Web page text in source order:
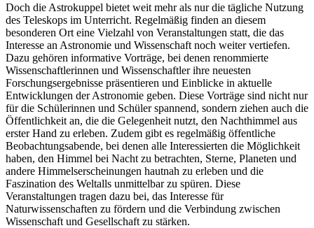
Doch die Astrokuppel bietet weit mehr als nur die tägliche Nutzung
des Teleskops im Unterricht. Regelmäßig finden an diesem
besonderen Ort eine Vielzahl von Veranstaltungen statt, die das
Interesse an Astronomie und Wissenschaft noch weiter vertiefen.
Dazu gehören informative Vorträge, bei denen renommierte
Wissenschaftlerinnen und Wissenschaftler ihre neuesten
Forschungsergebnisse präsentieren und Einblicke in aktuelle
Entwicklungen der Astronomie geben. Diese Vorträge sind nicht nur
für die Schülerinnen und Schüler spannend, sondern ziehen auch die
Öffentlichkeit an, die die Gelegenheit nutzt, den Nachthimmel aus
erster Hand zu erleben. Zudem gibt es regelmäßig öffentliche
Beobachtungsabende, bei denen alle Interessierten die Möglichkeit
haben, den Himmel bei Nacht zu betrachten, Sterne, Planeten und
andere Himmelserscheinungen hautnah zu erleben und die
Faszination des Weltalls unmittelbar zu spüren. Diese
Veranstaltungen tragen dazu bei, das Interesse für
Naturwissenschaften zu fördern und die Verbindung zwischen
Wissenschaft und Gesellschaft zu stärken.